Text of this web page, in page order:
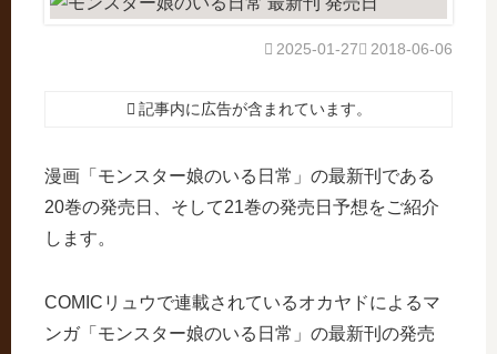
2018-06-06
2025-01-27
記事内に広告が含まれています。
漫画「モンスター娘のいる日常」の最新刊である
20巻の発売日、そして21巻の発売日予想をご紹介
します。
COMICリュウで連載されているオカヤドによるマ
ンガ「モンスター娘のいる日常」の最新刊の発売